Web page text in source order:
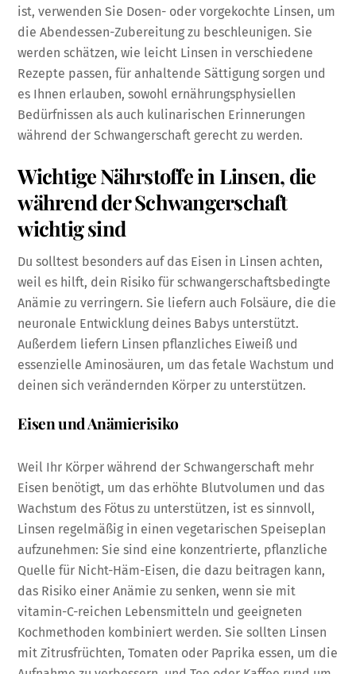
ist, verwenden Sie Dosen- oder vorgekochte Linsen, um
die Abendessen-Zubereitung zu beschleunigen. Sie
werden schätzen, wie leicht Linsen in verschiedene
Rezepte passen, für anhaltende Sättigung sorgen und
es Ihnen erlauben, sowohl ernährungsphysiellen
Bedürfnissen als auch kulinarischen Erinnerungen
während der Schwangerschaft gerecht zu werden.
Wichtige Nährstoffe in Linsen, die
während der Schwangerschaft
wichtig sind
Du solltest besonders auf das Eisen in Linsen achten,
weil es hilft, dein Risiko für schwangerschaftsbedingte
Anämie zu verringern. Sie liefern auch Folsäure, die die
neuronale Entwicklung deines Babys unterstützt.
Außerdem liefern Linsen pflanzliches Eiweiß und
essenzielle Aminosäuren, um das fetale Wachstum und
deinen sich verändernden Körper zu unterstützen.
Eisen und Anämierisiko
Weil Ihr Körper während der Schwangerschaft mehr
Eisen benötigt, um das erhöhte Blutvolumen und das
Wachstum des Fötus zu unterstützen, ist es sinnvoll,
Linsen regelmäßig in einen vegetarischen Speiseplan
aufzunehmen: Sie sind eine konzentrierte, pflanzliche
Quelle für Nicht-Häm-Eisen, die dazu beitragen kann,
das Risiko einer Anämie zu senken, wenn sie mit
vitamin-C-reichen Lebensmitteln und geeigneten
Kochmethoden kombiniert werden. Sie sollten Linsen
mit Zitrusfrüchten, Tomaten oder Paprika essen, um die